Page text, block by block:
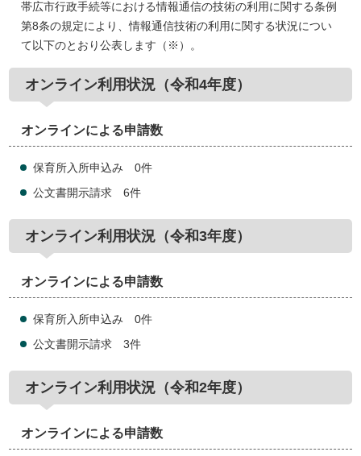
帯広市行政手続等における情報通信の技術の利用に関する条例
第8条の規定により、情報通信技術の利用に関する状況につい
て以下のとおり公表します（※）。
オンライン利用状況（令和4年度）
オンラインによる申請数
保育所入所申込み 0件
公文書開示請求 6件
オンライン利用状況（令和3年度）
オンラインによる申請数
保育所入所申込み 0件
公文書開示請求 3件
オンライン利用状況（令和2年度）
オンラインによる申請数